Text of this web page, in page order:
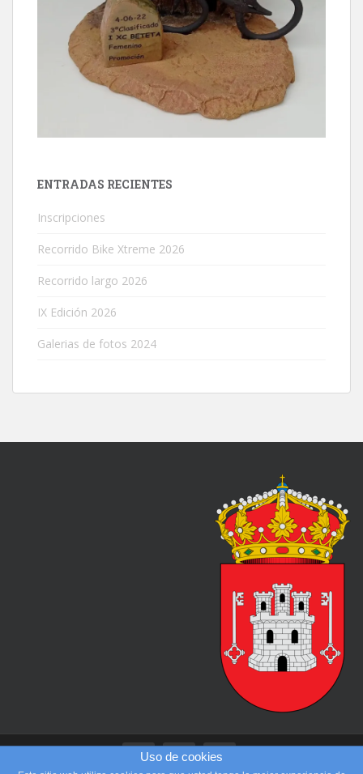
ENTRADAS RECIENTES
Inscripciones
Recorrido Bike Xtreme 2026
Recorrido largo 2026
IX Edición 2026
Galerias de fotos 2024
Uso de cookies